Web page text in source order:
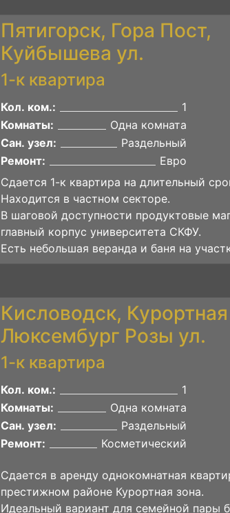
Пятигорск, Гора Пост,
Куйбышева ул.
1-к квартира
Кол. ком.:
1
Комнаты:
Одна комната
Сан. узел:
Раздельный
Ремонт:
Евро
Сдается 1-к квартира на длительный
Находится в частном секторе.
В шаговой доступности продуктовые
главный корпус университета СКФУ.
Есть небольшая веранда и баня на
Кисловодск,
Люксембург Розы ул.
1-к квартира
Кол. ком.:
1
Комнаты:
Одна комната
Сан. узел:
Раздельный
Ремонт:
Косметический
Сдается в аренду однокомнатная
престижном районе Курортная зона.
Идеальный вариант для семейной пары